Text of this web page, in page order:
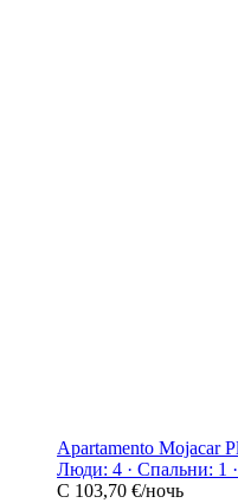
Apartamento Mojacar
Люди: 4 · Спальни: 1
С 103,70 €/ночь